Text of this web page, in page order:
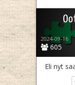
605
2024-09-16
Eli nyt